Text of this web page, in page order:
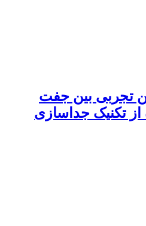
تجربی بین جفت
از تکنیک جداسازی